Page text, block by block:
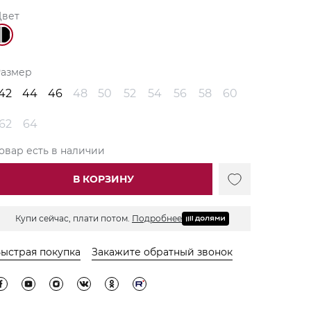
44 46 48 50 52 54 56 58 60
64
есть в наличии
В КОРЗИНУ
Купи сейчас, плати потом. Подробнее
покупка Закажите обратный звонок